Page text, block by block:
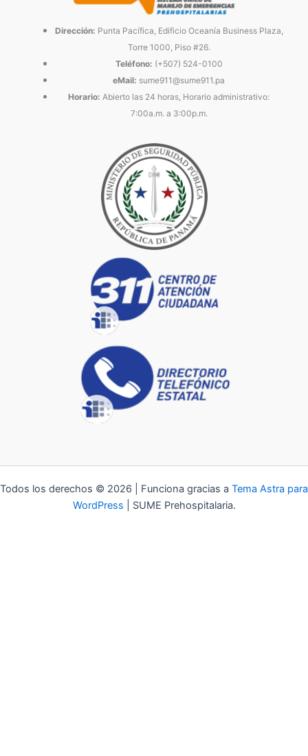
Dirección: Punta Pacífica, Edificio Oceanía Business Plaza,
Torre 1000, Piso #26.
Teléfono: (+507) 524-0100
eMail: sume911@sume911.pa
Horario: Abierto las 24 horas, Horario administrativo:
7:00a.m. a 3:00p.m.
Todos los derechos © 2026 | Funciona gracias a Tema Astra para
WordPress | SUME Prehospitalaria.